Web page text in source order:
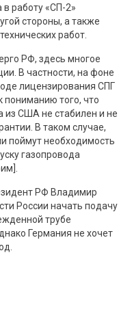
в работу «СП-2»
стороны, а также
работ.
РФ, здесь многое
В частности, на фоне
лицензирования СПГ
пониманию того, что
из США не стабилен и не
В таком случае,
поймут необходимость
газопровода
РФ Владимир
России начать подачу
трубе
Германия не хочет